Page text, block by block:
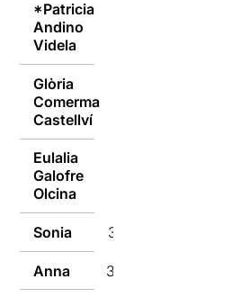
*Patricia
Andino
Videla
Glòria
Comerma
Castellví
Eulalia
Galofre
Olcina
Sonia 30/01/2018
Anna 30/01/2018